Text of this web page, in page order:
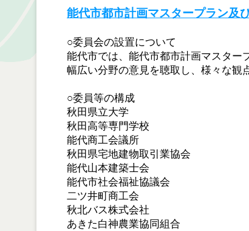
能代市都市計画マスタープラン及
○委員会の設置について
能代市では、能代市都市計画マスター
幅広い分野の意見を聴取し、様々な観
○委員等の構成
秋田県立大学
秋田高等専門学校
能代商工会議所
秋田県宅地建物取引業協会
能代山本建築士会
能代市社会福祉協議会
二ツ井町商工会
秋北バス株式会社
あきた白神農業協同組合